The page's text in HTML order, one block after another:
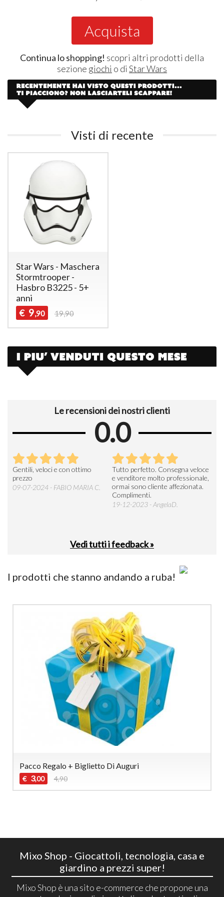
Acquista
Continua lo shopping! scopri altri prodotti della
sezione giochi o di Star Wars
Visti di recente
Star Wars - Maschera
Stormtrooper -
Hasbro B3225 - 5+
anni
€ 9,90 19,90
Le recensioni dei nostri clienti
0.0
Gentili, veloci e con ottimo
prezzo
09-07-2024 - FABIO MARIA C.
Tutto perfetto. Consegna veloce
e venditore molto professionale,
ormai sono cliente affezionata.
Complimenti.
19-12-2023 - AngelaD.
Vedi tutti i feedback »
I prodotti che stanno andando a ruba!
Pacco Regalo + Biglietto Di Auguri
€ 3,00 4,90
Mixo Shop - Giocattoli, tecnologia, casa e
giardino a prezzi super!
Mixo Shop è una sito e-commerce che propone una